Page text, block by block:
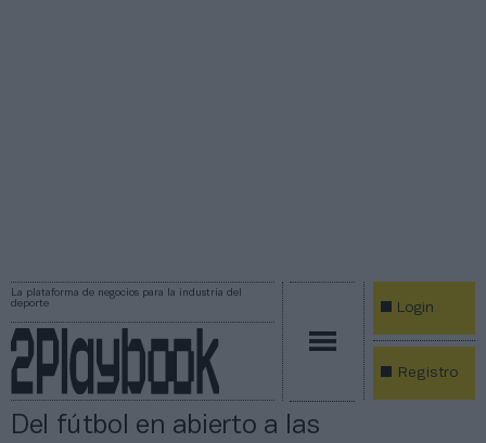
La plataforma de negocios para la industria del
deporte
Login
Registro
Del fútbol en abierto a las